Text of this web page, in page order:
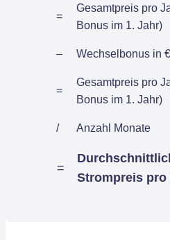
=
Gesamtpreis pro
Bonus im 1. Jahr)
– Wechselbonus in €
=
Gesamtpreis pro
Bonus im 1. Jahr)
/ Anzahl Monate
=
Strompreis pro